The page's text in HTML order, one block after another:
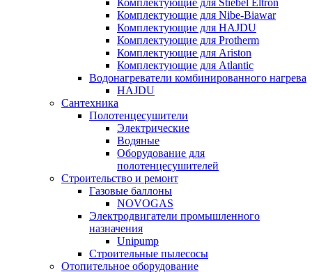
Комплектующие для Stiebel Eltron
Комплектующие для Nibe-Biawar
Комплектующие для HAJDU
Комплектующие для Protherm
Комплектующие для Ariston
Комплектующие для Atlantic
Водонагреватели комбинированного нагрева
HAJDU
Сантехника
Полотенцесушители
Электрические
Водяные
Оборудование для
полотенцесушителей
Строительство и ремонт
Газовые баллоны
NOVOGAS
Электродвигатели промышленного
назначения
Unipump
Строительные пылесосы
Отопительное оборудование